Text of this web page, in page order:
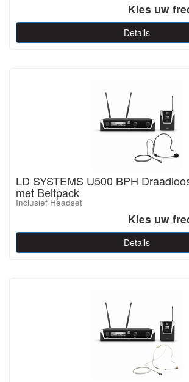
Kies uw
Details
LD SYSTEMS U500 BPH
met Beltpack
Inclusief Headset
Kies uw
Details